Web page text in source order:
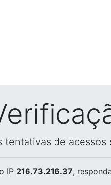
tentativas de
IP 216.73.216.37,